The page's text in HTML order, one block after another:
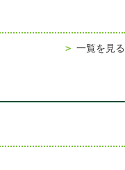
＞ 一覧を見る